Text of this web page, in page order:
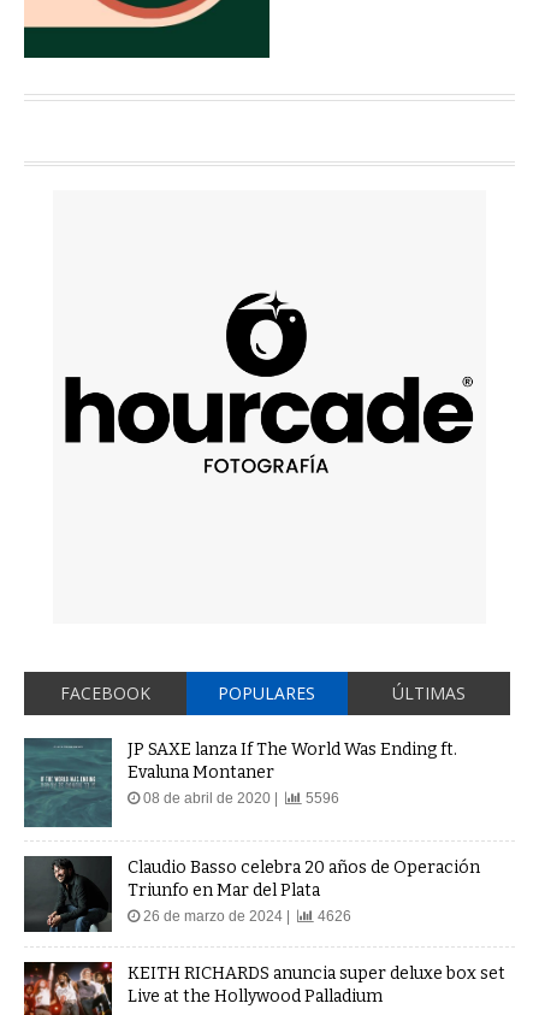
FACEBOOK POPULARES ÚLTIMAS
JP SAXE lanza If The World Was Ending ft.
Evaluna Montaner
08 de abril de 2020 | 5596
Claudio Basso celebra 20 años de Operación
Triunfo en Mar del Plata
26 de marzo de 2024 | 4626
KEITH RICHARDS anuncia super deluxe box set
Live at the Hollywood Palladium